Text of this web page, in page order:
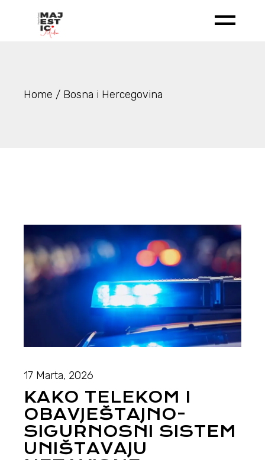
Home Bosna i Hercegovina
17 Marta, 2026
KAKO TELEKOM I
OBAVJEŠTAJNO-
SIGURNOSNI SISTEM
UNIŠTAVAJU